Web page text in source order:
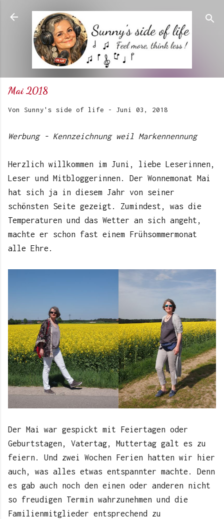
Direkt zum Hauptbereich
Mai 2018
Von Sunny's side of life - Juni 03, 2018
Werbung - Kennzeichnung weil Markennennung
Herzlich willkommen im Juni, liebe Leserinnen,
Leser und Mitbloggerinnen. Der Wonnemonat Mai
hat sich ja in diesem Jahr von seiner
schönsten Seite gezeigt. Zumindest, was die
Temperaturen und das Wetter an sich angeht,
machte er schon fast einem Frühsommermonat
alle Ehre.
Der Mai war gespickt mit Feiertagen oder
Geburtstagen, Vatertag, Muttertag galt es zu
feiern. Und zwei Wochen Ferien hatten wir hier
auch, was alles etwas entspannter machte. Denn
es gab auch noch den einen oder anderen nicht
so freudigen Termin wahrzunehmen und die
Familienmitglieder entsprechend zu